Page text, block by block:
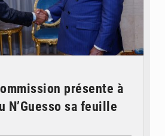
présente à
N’Guesso sa feuille